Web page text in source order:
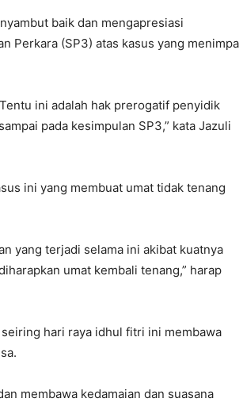
baik dan mengapresiasi
Perkara (SP3) atas kasus yang menimpa
ini adalah hak prerogatif penyidik
pada kesimpulan SP3,” kata Jazuli
ini yang membuat umat tidak tenang
yang terjadi selama ini akibat kuatnya
umat kembali tenang,” harap
hari raya idhul fitri ini membawa
membawa kedamaian dan suasana